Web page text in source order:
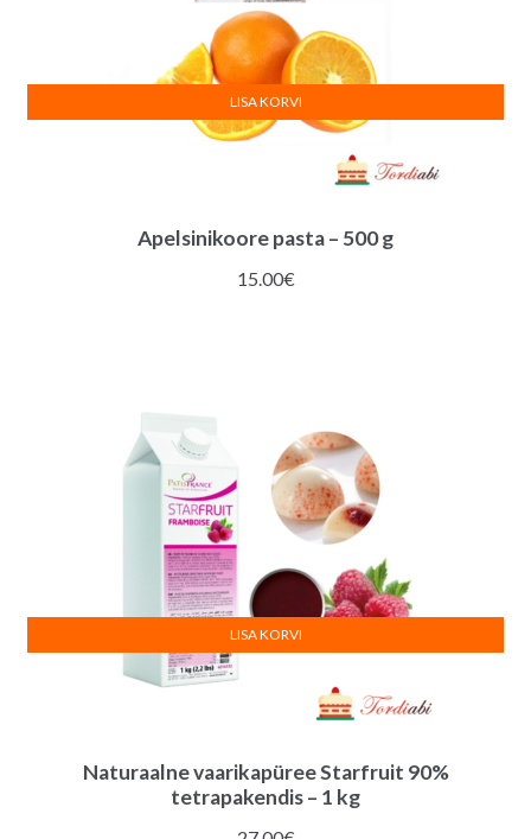
Apelsinikoore pasta – 500 g
15.00€
LISA KORVI
Naturaalne vaarikapüree Starfruit 90%
tetrapakendis – 1 kg
LISA KORVI